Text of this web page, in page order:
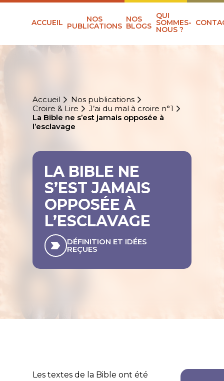
ACCUEIL NOS
PUBLICATIONS
NOS
BLOGS
QUI
SOMMES-
NOUS ?
Accueil
Nos publications
Croire & Lire
J’ai du mal à croire n°1
La Bible ne s’est jamais opposée à
l’esclavage
LA BIBLE NE
S’EST JAMAIS
OPPOSÉE À
L’ESCLAVAGE
DÉFINITION ET IDÉES
REÇUES
Les textes de la Bible ont été